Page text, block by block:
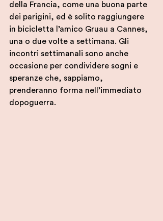
della Francia, come una buona parte
dei parigini, ed è solito raggiungere
in bicicletta l’amico Gruau a Cannes,
una o due volte a settimana. Gli
incontri settimanali sono anche
occasione per condividere sogni e
speranze che, sappiamo,
prenderanno forma nell’immediato
dopoguerra.